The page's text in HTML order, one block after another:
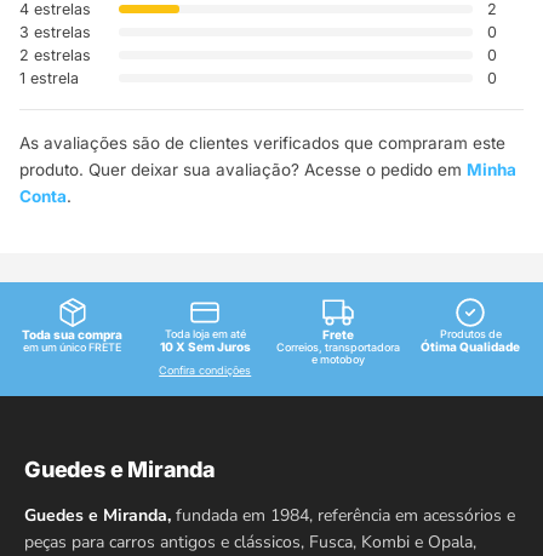
4 estrelas
2
3 estrelas
0
2 estrelas
0
1 estrela
0
As avaliações são de clientes verificados que compraram este
produto. Quer deixar sua avaliação? Acesse o pedido em Minha
Conta.
Toda sua compra
em um único FRETE
Toda loja em até
10 X Sem Juros
Confira condições
Frete
Correios, transportadora
e motoboy
Produtos de
Ótima Qualidade
Guedes e Miranda
Guedes e Miranda, fundada em 1984, referência em acessórios e
peças para carros antigos e clássicos, Fusca, Kombi e Opala,